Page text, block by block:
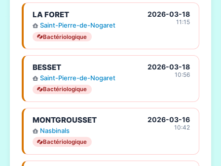
LA FORET
Saint-Pierre-de-Nogaret
Bactériologique
2026-03-18
11:15
BESSET
Saint-Pierre-de-Nogaret
Bactériologique
2026-03-18
10:56
MONTGROUSSET
Nasbinals
Bactériologique
2026-03-16
10:42